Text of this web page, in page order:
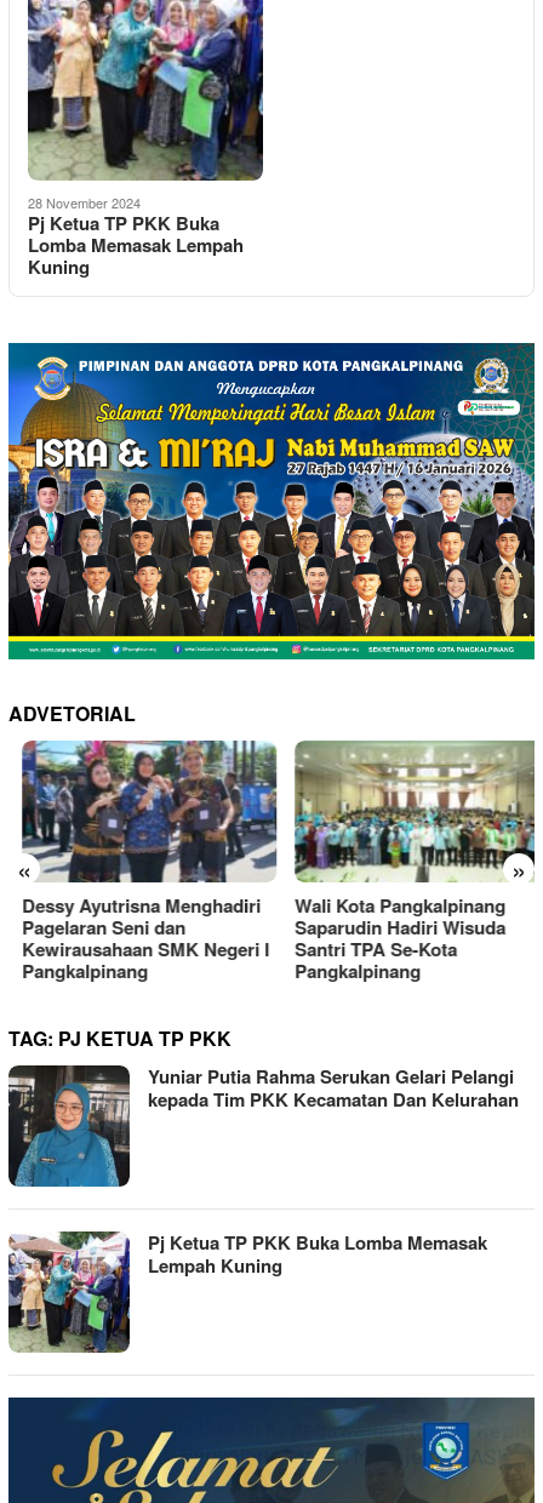
28 November 2024
Pj Ketua TP PKK Buka
Lomba Memasak Lempah
Kuning
ADVETORIAL
« »
Dessy Ayutrisna Menghadiri
Pagelaran Seni dan
Kewirausahaan SMK Negeri I
Pangkalpinang
Wali Kota Pangkalpinang
Saparudin Hadiri Wisuda
Santri TPA Se-Kota
Pangkalpinang
TAG: PJ KETUA TP PKK
Yuniar Putia Rahma Serukan Gelari Pelangi
kepada Tim PKK Kecamatan Dan Kelurahan
Pj Ketua TP PKK Buka Lomba Memasak
Lempah Kuning